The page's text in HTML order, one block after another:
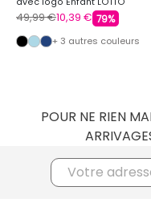
49,99 €10,39 € 79%
+ 3 autres couleurs
POUR NE RIEN